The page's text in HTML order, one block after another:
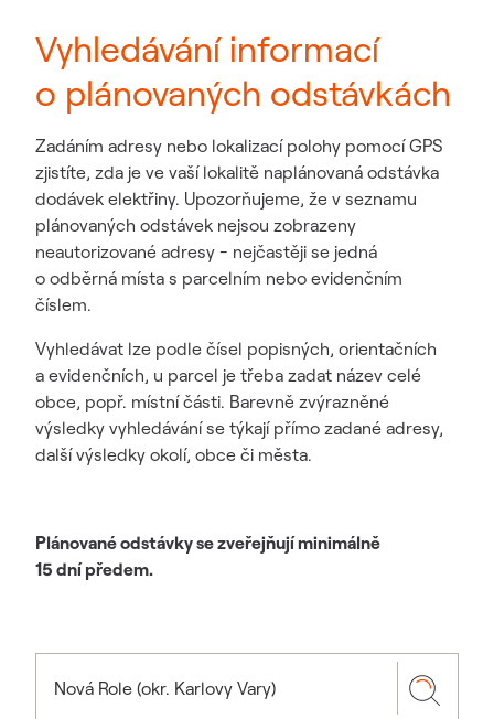
Vyhledávání informací
o plánovaných odstávkách
Zadáním adresy nebo lokalizací polohy pomocí GPS
zjistíte, zda je ve vaší lokalitě naplánovaná odstávka
dodávek elektřiny. Upozorňujeme, že v seznamu
plánovaných odstávek nejsou zobrazeny
neautorizované adresy - nejčastěji se jedná
o odběrná místa s parcelním nebo evidenčním
číslem.
Vyhledávat lze podle čísel popisných, orientačních
a evidenčních, u parcel je třeba zadat název celé
obce, popř. místní části. Barevně zvýrazněné
výsledky vyhledávání se týkají přímo zadané adresy,
další výsledky okolí, obce či města.
Plánované odstávky se zveřejňují minimálně
15 dní předem.